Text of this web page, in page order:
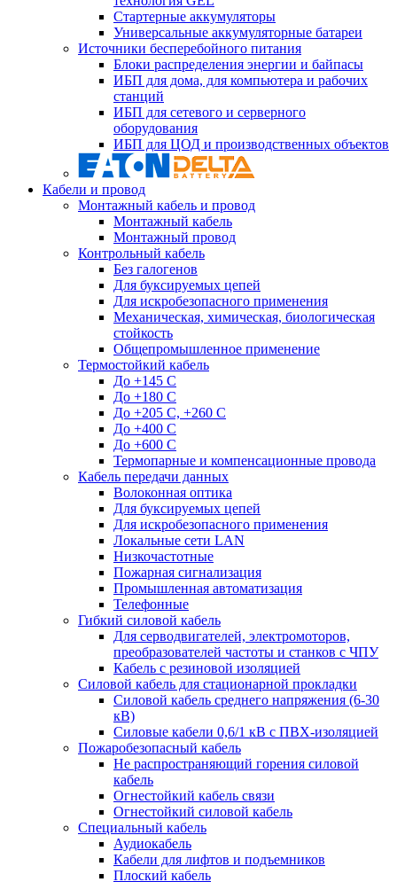
Стартерные аккумуляторы
Универсальные аккумуляторные батареи
Источники бесперебойного питания
Блоки распределения энергии и байпасы
ИБП для дома, для компьютера и рабочих
станций
ИБП для сетевого и серверного
оборудования
ИБП для ЦОД и производственных объектов
Кабели и провод
Монтажный кабель и провод
Монтажный кабель
Монтажный провод
Контрольный кабель
Без галогенов
Для буксируемых цепей
Для искробезопасного применения
Механическая, химическая, биологическая
стойкость
Общепромышленное применение
Термостойкий кабель
До +145 С
До +180 C
До +205 С, +260 С
До +400 C
До +600 С
Термопарные и компенсационные провода
Кабель передачи данных
Волоконная оптика
Для буксируемых цепей
Для искробезопасного применения
Локальные сети LAN
Низкочастотные
Пожарная сигнализация
Промышленная автоматизация
Телефонные
Гибкий силовой кабель
Для серводвигателей, электромоторов,
преобразователей частоты и станков с ЧПУ
Кабель с резиновой изоляцией
Силовой кабель для стационарной прокладки
Силовой кабель среднего напряжения (6-30
кВ)
Силовые кабели 0,6/1 кВ с ПВХ-изоляцией
Пожаробезопасный кабель
Не распространяющий горения силовой
кабель
Огнестойкий кабель связи
Огнестойкий силовой кабель
Специальный кабель
Аудиокабель
Кабели для лифтов и подъемников
Плоский кабель